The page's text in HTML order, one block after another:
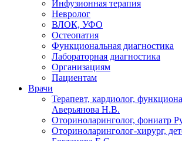
Инфузионная терапия
Невролог
ВЛОК, УФО
Остеопатия
Функциональная диагностика
Лабораторная диагностика
Организациям
Пациентам
Врачи
Терапевт, кардиолог,
Аверьянова Н.В.
Оториноларинголог, фониатр
Оториноларинголог-хирург,